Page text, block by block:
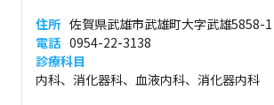
住所 佐賀県武雄市武雄町大字武雄5858-1
電話 0954-22-3138
診療科目
内科、消化器科、血液内科、消化器内科